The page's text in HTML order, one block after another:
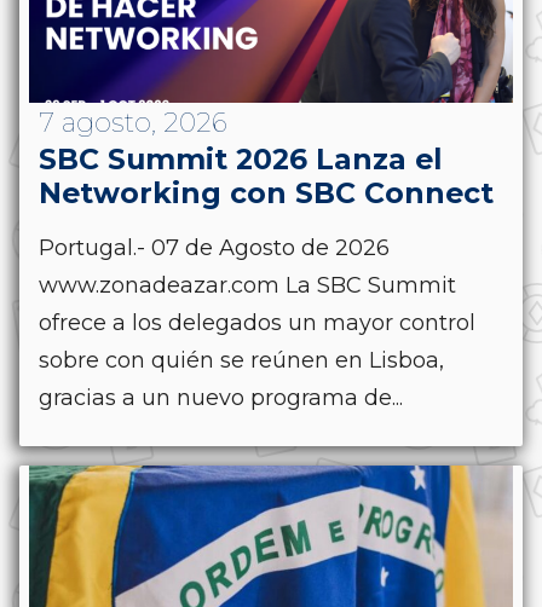
7 agosto, 2026
SBC Summit 2026 Lanza el
Networking con SBC Connect
Portugal.- 07 de Agosto de 2026
www.zonadeazar.com La SBC Summit
ofrece a los delegados un mayor control
sobre con quién se reúnen en Lisboa,
gracias a un nuevo programa de...